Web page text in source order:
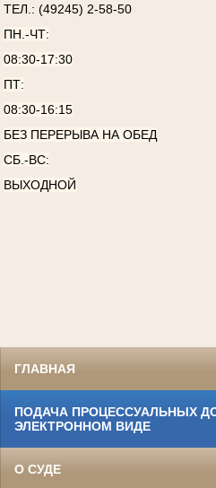
ТЕЛ.: (49245) 2-58-50
ПН.-ЧТ:
08:30-17:30
ПТ:
08:30-16:15
БЕЗ ПЕРЕРЫВА НА ОБЕД
СБ.-ВС:
ВЫХОДНОЙ
ГЛАВНАЯ
ПОДАЧА ПРОЦЕССУАЛЬНЫХ
ЭЛЕКТРОННОМ ВИДЕ
О СУДЕ